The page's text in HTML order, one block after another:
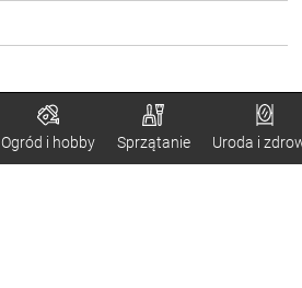
Ogród i hobby Sprzątanie Uroda i